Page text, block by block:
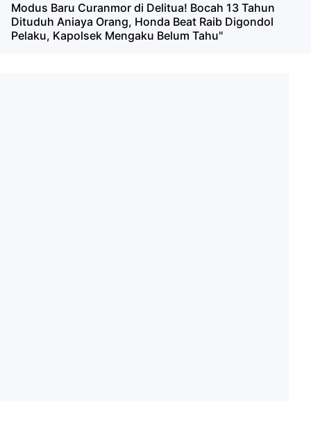
Modus Baru Curanmor di Delitua! Bocah 13 Tahun
Dituduh Aniaya Orang, Honda Beat Raib Digondol
Pelaku, Kapolsek Mengaku Belum Tahu"